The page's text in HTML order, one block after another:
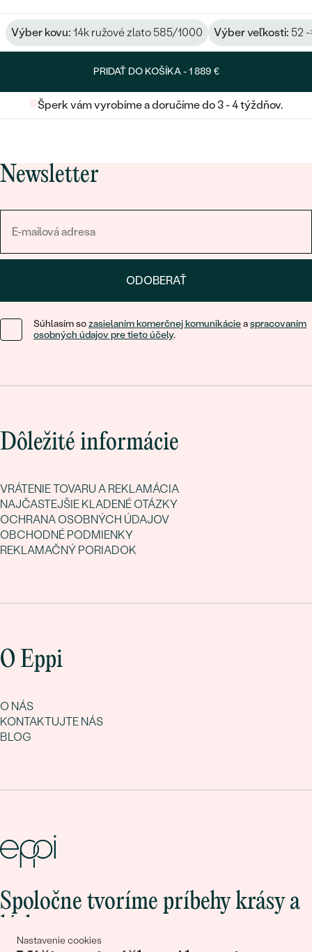
Nastavenie cookies
Výber kovu: 14k ružové zlato 585/1000 Výber veľkosti: 52 -
PRIDAŤ DO KOŠÍKA -1 889 €
Šperk vám vyrobíme a doručíme do 3 - 4 týždňov.
Newsletter
ODOBERAŤ
Súhlasím sozasielaním komerčnej komunikácieaspracovaním
osobných údajov pre tieto účely.
Dôležité informácie
VRÁTENIE TOVARU A REKLAMÁCIA
NAJČASTEJŠIE KLADENÉ OTÁZKY
OCHRANA OSOBNÝCH ÚDAJOV
OBCHODNÉ PODMIENKY
REKLAMAČNÝ PORIADOK
O Eppi
O NÁS
KONTAKTUJTE NÁS
BLOG
Spoločne tvoríme príbehy krásy a